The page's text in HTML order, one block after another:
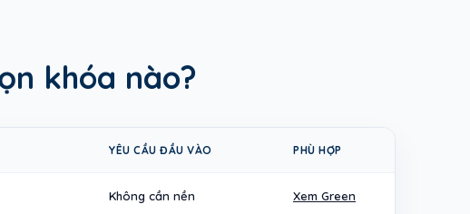
khóa nào?
YÊU CẦU ĐẦU VÀO PHÙ HỢP
Không cần nền Xem Green